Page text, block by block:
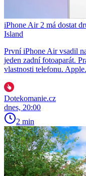
iPhone Air 2 má dostat
Island
První iPhone Air vsadil
jeden zadní fotoaparát.
vlastnosti telefonu.
Dotekomanie.cz
dnes, 20:00
2 min